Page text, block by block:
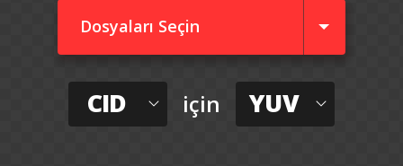
Dosyaları Seçin
CID için YUV